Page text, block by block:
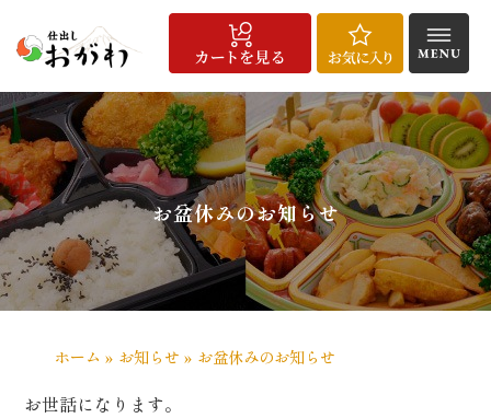
ン
ツ
へ
ス
キ
ッ
プ
HOME
仕
出
し
料
理
宅
配
給
食
こ
だ
わ
り
配
達
エ
リ
ア・
ご
注
方
法
お
客
様
の
声
商
品
一
覧
お
知
ら
せ
よ
く
あ
る
質
問
会
社
概
要
メ
デ
ィ
ア
実
績
お
問
い
合
わ
せ
お
気
に
入
り
特
定
商
取
引
法
に
づ
く
記
サ
イ
ト
マ
ッ
プ
/
お盆休みのお知らせ
ホーム » お知らせ » お盆休みのお知らせ
お世話になります。